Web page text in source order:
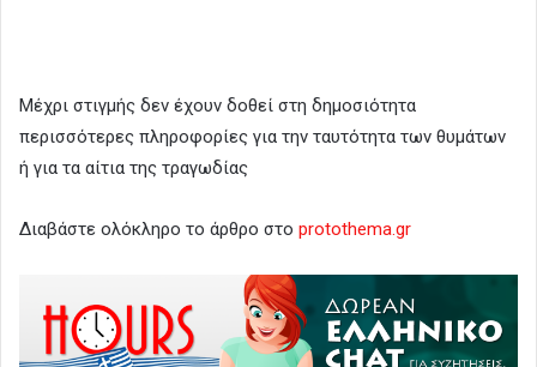
Μέχρι στιγμής δεν έχουν δοθεί στη δημοσιότητα
περισσότερες πληροφορίες για την ταυτότητα των θυμάτων
ή για τα αίτια της τραγωδίας
Διαβάστε ολόκληρο το άρθρο στο protothema.gr